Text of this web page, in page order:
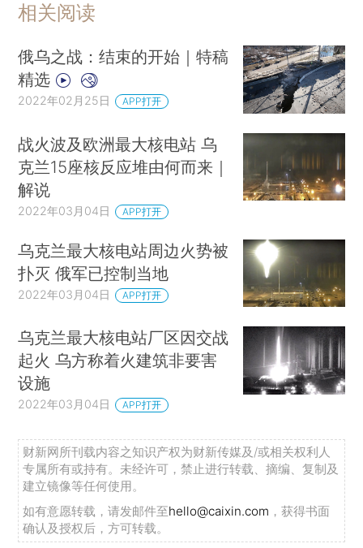
相关阅读
俄乌之战：结束的开始｜特稿
精选
2022年02月25日 APP打开
战火波及欧洲最大核电站 乌
克兰15座核反应堆由何而来｜
解说
2022年03月04日 APP打开
乌克兰最大核电站周边火势被
扑灭 俄军已控制当地
2022年03月04日 APP打开
乌克兰最大核电站厂区因交战
起火 乌方称着火建筑非要害
设施
2022年03月04日 APP打开
财新网所刊载内容之知识产权为财新传媒及/或相关权利人
专属所有或持有。未经许可，禁止进行转载、摘编、复制及
建立镜像等任何使用。
如有意愿转载，请发邮件至hello@caixin.com ，获得书面
确认及授权后，方可转载。